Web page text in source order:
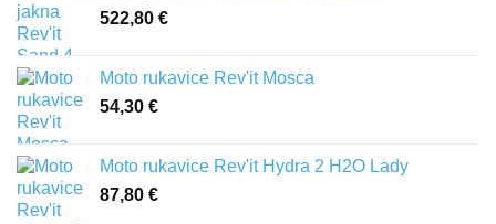
522,80 €
Moto rukavice Rev'it Mosca
54,30 €
Moto rukavice Rev'it Hydra 2 H2O Lady
87,80 €